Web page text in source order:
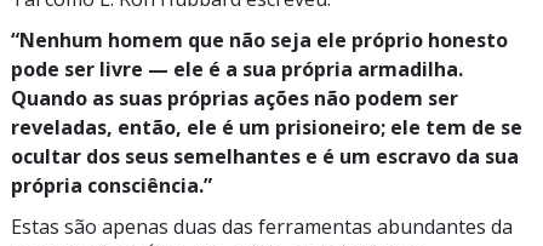
“Nenhum homem que não seja ele próprio honesto
pode ser livre — ele é a sua própria armadilha.
Quando as suas próprias ações não podem ser
reveladas, então, ele é um prisioneiro; ele tem de se
ocultar dos seus semelhantes e é um escravo da sua
própria consciência.”
Estas são apenas duas das ferramentas abundantes da